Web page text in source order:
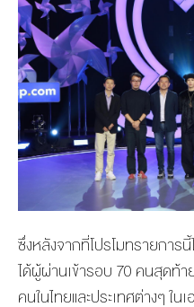
ซึ่งหลังจากที่โปรโมทรายการ
ได้ผู้ผ่านเข้ารอบ 70 คนสุดท้า
คนในไทยและประเทศต่างๆ ใ